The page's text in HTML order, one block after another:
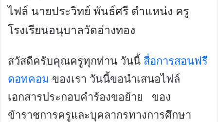
ไฟล์ นายประวิทย์ พันธ์ศรี ตำแหน่ง ครู
โรงเรียนอนุบาลวัดอ่างทอง
สวัสดีครับคุณครูทุกท่าน วันนี้ สื่อการสอนฟรี
ดอทคอม ของเรา วันนี้ขอนำเสนอไฟล์
เอกสารประกอบคำร้องขอย้าย ของ
ข้าราชการครูและบุคลากรทางการศึกษา